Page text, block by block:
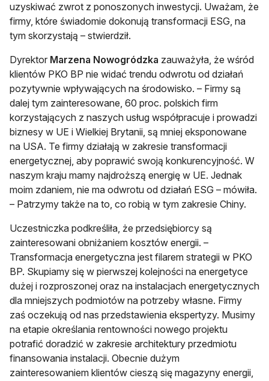
uzyskiwać zwrot z ponoszonych inwestycji. Uważam, że
firmy, które świadomie dokonują transformacji ESG, na
tym skorzystają – stwierdził.
Dyrektor Marzena Nowogródzka zauważyła, że wśród
klientów PKO BP nie widać trendu odwrotu od działań
pozytywnie wpływających na środowisko. – Firmy są
dalej tym zainteresowane, 60 proc. polskich firm
korzystających z naszych usług współpracuje i prowadzi
biznesy w UE i Wielkiej Brytanii, są mniej eksponowane
na USA. Te firmy działają w zakresie transformacji
energetycznej, aby poprawić swoją konkurencyjność. W
naszym kraju mamy najdroższą energię w UE. Jednak
moim zdaniem, nie ma odwrotu od działań ESG – mówiła.
– Patrzymy także na to, co robią w tym zakresie Chiny.
Uczestniczka podkreśliła, że przedsiębiorcy są
zainteresowani obniżaniem kosztów energii. –
Transformacja energetyczna jest filarem strategii w PKO
BP. Skupiamy się w pierwszej kolejności na energetyce
dużej i rozproszonej oraz na instalacjach energetycznych
dla mniejszych podmiotów na potrzeby własne. Firmy
zaś oczekują od nas przedstawienia ekspertyzy. Musimy
na etapie określania rentowności nowego projektu
potrafić doradzić w zakresie architektury przedmiotu
finansowania instalacji. Obecnie dużym
zainteresowaniem klientów cieszą się magazyny energii,